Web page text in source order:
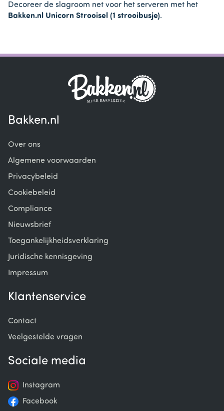
Decoreer de slagroom net voor het serveren met het
Bakken.nl Unicorn Strooisel (1 strooibusje).
Bakken.nl
Over ons
Algemene voorwaarden
Privacybeleid
Cookiebeleid
Compliance
Nieuwsbrief
Toegankelijkheidsverklaring
Juridische kennisgeving
Impressum
Klantenservice
Contact
Veelgestelde vragen
Sociale media
Instagram
Facebook